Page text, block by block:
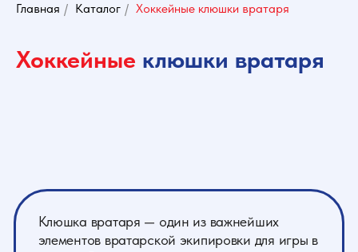
Главная / Каталог / Хоккейные клюшки вратаря
Хоккейные клюшки вратаря
знать, что именно вратарская клюшка
стойка приспосабливается к клюшке. Это
ключевой определяющий момент при выборе
спортивного снаряда.